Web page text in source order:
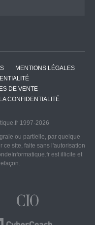
MENTIONS LÉGALES
DE VENTE
CONFIDENTIALITÉ
1997-2026
ou partielle, par quelque
ce site, faite sans l'autorisation
est illicite et